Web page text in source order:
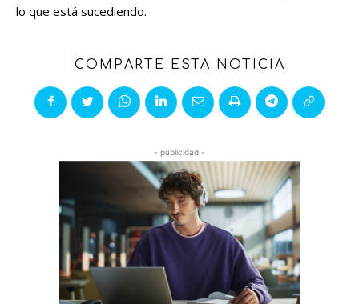
lo que está sucediendo.
COMPARTE ESTA NOTICIA
- publicidad -